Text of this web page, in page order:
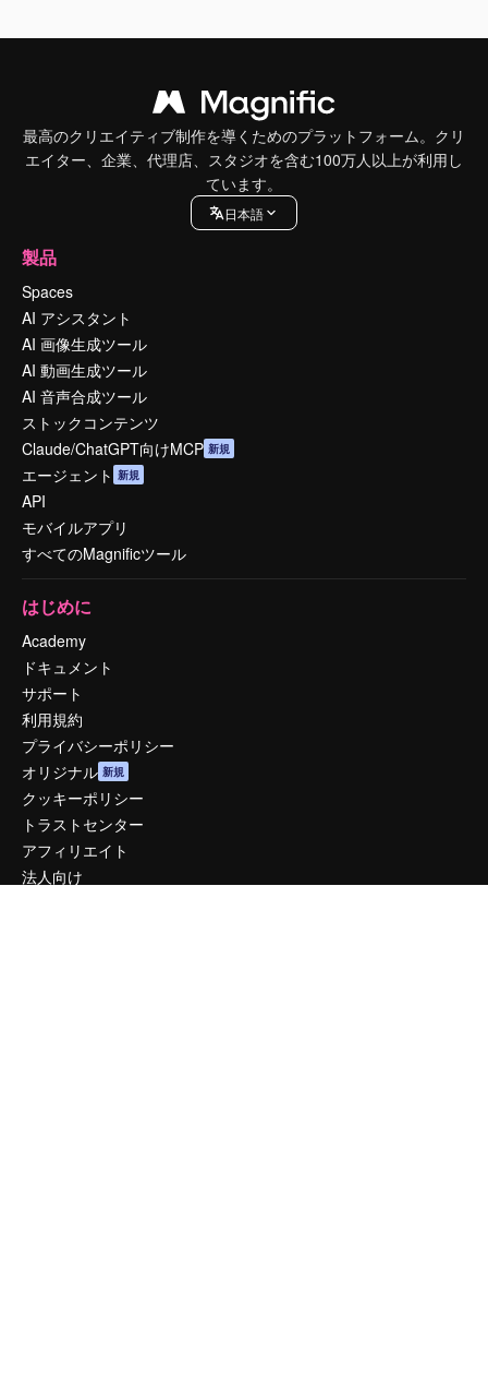
最高のクリエイティブ制作を導くためのプラットフォーム。クリ
エイター、企業、代理店、スタジオを含む100万人以上が利用し
ています。
日本語
製品
Spaces
AI アシスタント
AI 画像生成ツール
AI 動画生成ツール
AI 音声合成ツール
ストックコンテンツ
Claude/ChatGPT向けMCP 新規
エージェント 新規
API
モバイルアプリ
すべてのMagnificツール
はじめに
Academy
ドキュメント
サポート
利用規約
プライバシーポリシー
オリジナル 新規
クッキーポリシー
トラストセンター
アフィリエイト
法人向け